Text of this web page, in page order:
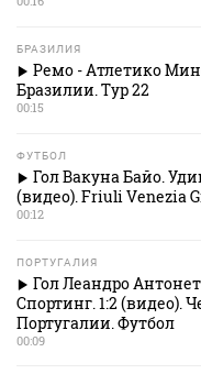
БРАЗИЛИЯ
Ремо - Атлетико
Бразилии. Тур 22
00:15
ФУТБОЛ
Гол Вакуна Байо.
(видео). Friuli Venezia
00:12
ПОРТУГАЛИЯ
Гол Леандро
Спортинг. 1:2 (видео).
Португалии. Футбол
00:09